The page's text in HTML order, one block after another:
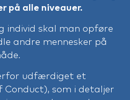
på alle niveauer.
individ skal man opføre
andre mennesker på
udfærdiget et
som i detaljer